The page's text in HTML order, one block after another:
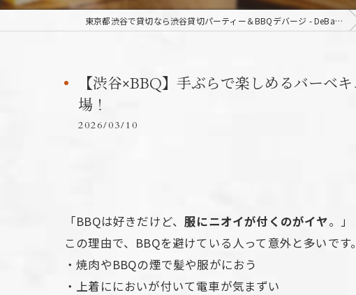
東京都渋谷で貸切なら渋谷貸切パーティー＆BBQデバージ - DeBarge
【渋谷×BBQ】手ぶらで楽しめるバーベ
場！
2026/03/10
「BBQは好きだけど、服にニオイが付くのがイヤ。」
この理由で、BBQを避けている人って意外と多いです。
・焼肉やBBQの煙で髪や服がにおう
・上着ににおいが付いて電車が気まずい